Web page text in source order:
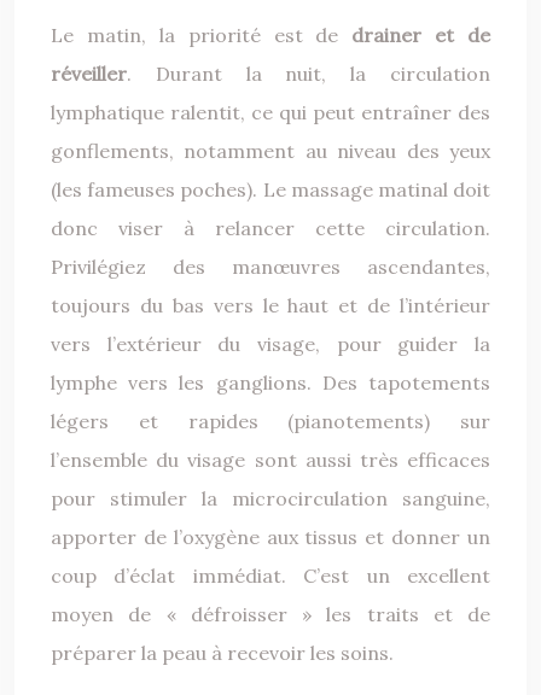
Le matin, la priorité est de drainer et de
réveiller. Durant la nuit, la circulation
lymphatique ralentit, ce qui peut entraîner des
gonflements, notamment au niveau des yeux
(les fameuses poches). Le massage matinal doit
donc viser à relancer cette circulation.
Privilégiez des manœuvres ascendantes,
toujours du bas vers le haut et de l’intérieur
vers l’extérieur du visage, pour guider la
lymphe vers les ganglions. Des tapotements
légers et rapides (pianotements) sur
l’ensemble du visage sont aussi très efficaces
pour stimuler la microcirculation sanguine,
apporter de l’oxygène aux tissus et donner un
coup d’éclat immédiat. C’est un excellent
moyen de « défroisser » les traits et de
préparer la peau à recevoir les soins.